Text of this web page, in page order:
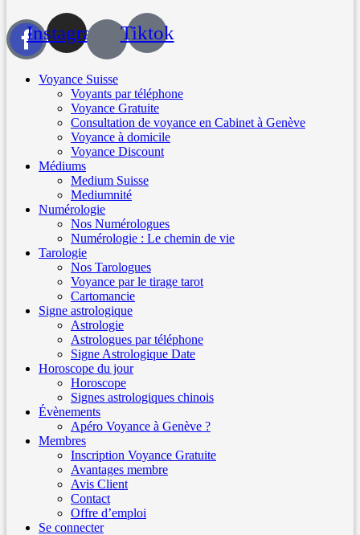
Instagram Tiktok
Voyance Suisse
Voyants par téléphone
Voyance Gratuite
Consultation de voyance en Cabinet à Genève
Voyance à domicile
Voyance Discount
Médiums
Medium Suisse
Mediumnité
Numérologie
Nos Numérologues
Numérologie : Le chemin de vie
Tarologie
Nos Tarologues
Voyance par le tirage tarot
Cartomancie
Signe astrologique
Astrologie
Astrologues par téléphone
Signe Astrologique Date
Horoscope du jour
Horoscope
Signes astrologiques chinois
Évènements
Apéro Voyance à Genève ?
Membres
Inscription Voyance Gratuite
Avantages membre
Avis Client
Contact
Offre d’emploi
Se connecter